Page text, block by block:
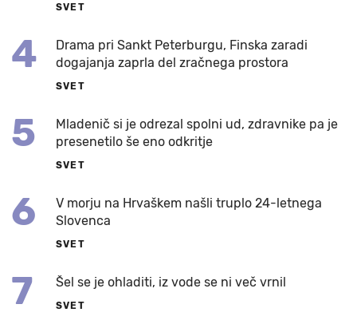
SVET
4
Drama pri Sankt Peterburgu, Finska zaradi
dogajanja zaprla del zračnega prostora
SVET
5
Mladenič si je odrezal spolni ud, zdravnike pa je
presenetilo še eno odkritje
SVET
6
V morju na Hrvaškem našli truplo 24-letnega
Slovenca
SVET
7 Šel se je ohladiti, iz vode se ni več vrnil
SVET